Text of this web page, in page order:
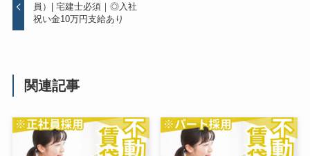
員）| 宅建士必須｜◎入社
祝い金10万円支給あり
関連記事